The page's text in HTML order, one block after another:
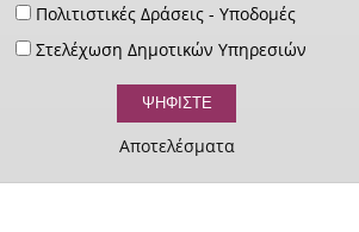
Πολιτιστικές Δράσεις - Υποδομές
Στελέχωση Δημοτικών Υπηρεσιών
Αποτελέσματα